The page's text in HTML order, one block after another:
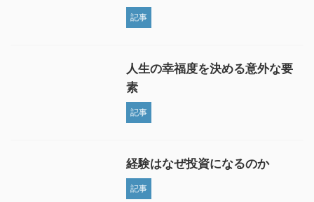
記事
人生の幸福度を決める意外な要
素
記事
経験はなぜ投資になるのか
記事